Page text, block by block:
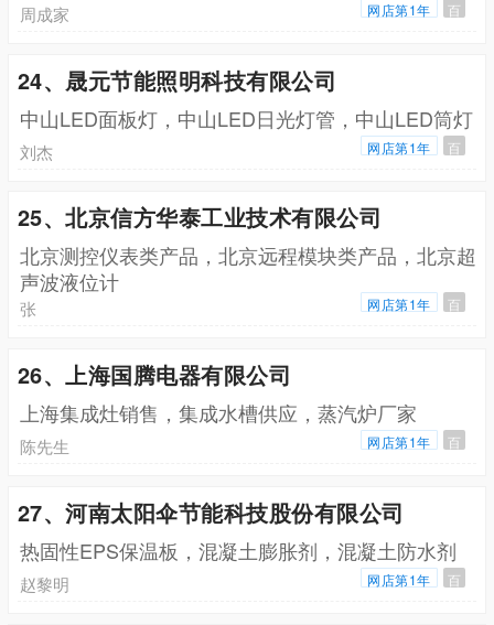
周成家 网店第1年 百
24、晟元节能照明科技有限公司
中山LED面板灯，中山LED日光灯管，中山LED筒灯
刘杰 网店第1年 百
25、北京信方华泰工业技术有限公司
北京测控仪表类产品，北京远程模块类产品，北京超
声波液位计
张 网店第1年 百
26、上海国腾电器有限公司
上海集成灶销售，集成水槽供应，蒸汽炉厂家
陈先生 网店第1年 百
27、河南太阳伞节能科技股份有限公司
热固性EPS保温板，混凝土膨胀剂，混凝土防水剂
赵黎明 网店第1年 百